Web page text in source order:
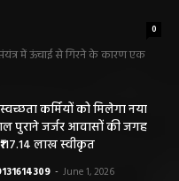
0
संयंत्र में ऊंचाई से गिरने के कारण एक
कर्मियों को मिलेगा नया
पुराने जर्जर आवासों की जगह
लाख स्वीकृत
- June 1, 2026